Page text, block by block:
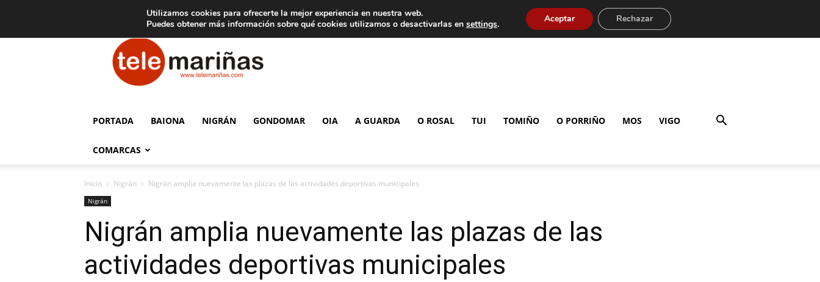
Aviso legal Tarifas de publicidad
Telemariñas
PORTADA BAIONA NIGRÁN GONDOMAR OIA A GUARDA O ROSAL TUI TOMIÑO O PORRIÑO MOS VIGO
COMARCAS
Inicio Nigrán Nigrán amplia nuevamente las plazas de las actividades deportivas municipales
Nigrán
Nigrán amplia nuevamente las plazas de las
actividades deportivas municipales
Utilizamos cookies para ofrecerte la mejor experiencia en nuestra web.
Puedes obtener más información sobre qué cookies utilizamos o desactivarlas en settings. Aceptar Rechazar